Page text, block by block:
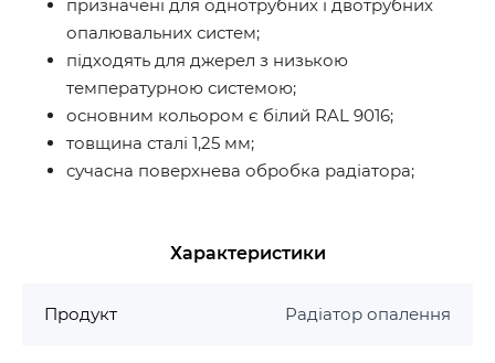
призначені для однотрубних і двотрубних
опалювальних систем;
підходять для джерел з низькою
температурною системою;
основним кольором є білий RAL 9016;
товщина сталі 1,25 мм;
сучасна поверхнева обробка радіатора;
Характеристики
Продукт Радіатор опалення